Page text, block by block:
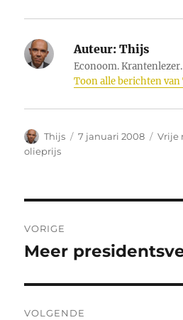
Auteur: Thijs
Econoom.
Toon alle berichten van
Auteur
Thijs
Geplaatst
7 januari 2008 Vrije
olieprijs
navigatie
VORIGE
Vorig
Meer
VOLGENDE